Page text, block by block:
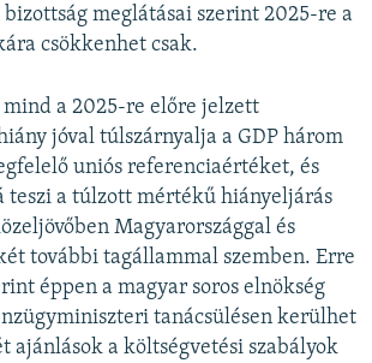
meglátásai szerint 2025-re a
csökkenhet csak.
a 2025-re előre jelzett
jóval túlszárnyalja a GDP három
uniós referenciaértéket, és
teszi a túlzott mértékű hiányeljárás
Magyarországgal és
további tagállammal szemben. Erre
éppen a magyar soros elnökség
tanácsülésen kerülhet
ajánlások a költségvetési szabályok